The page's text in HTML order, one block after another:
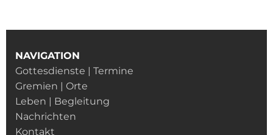
NAVIGATION
Gottesdienste | Termine
Gremien | Orte
Leben | Begleitung
Nachrichten
Kontakt